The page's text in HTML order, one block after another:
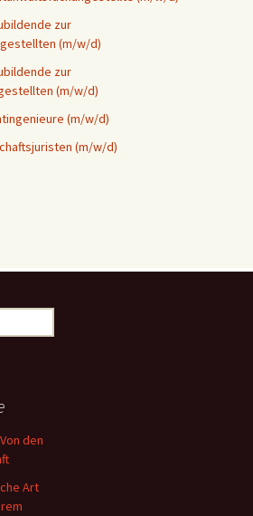
zur
(m/w/d)
zur
(m/w/d)
(m/w/d)
(m/w/d)
den
Art